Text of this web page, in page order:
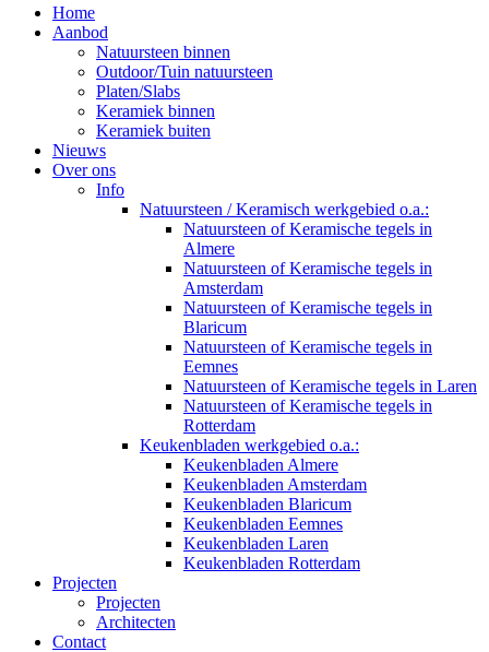
Home
Aanbod
Natuursteen binnen
Outdoor/Tuin natuursteen
Platen/Slabs
Keramiek binnen
Keramiek buiten
Nieuws
Over ons
Info
Natuursteen / Keramisch werkgebied o.a.:
Natuursteen of Keramische tegels in
Almere
Natuursteen of Keramische tegels in
Amsterdam
Natuursteen of Keramische tegels in
Blaricum
Natuursteen of Keramische tegels in
Eemnes
Natuursteen of Keramische tegels in Laren
Natuursteen of Keramische tegels in
Rotterdam
Keukenbladen werkgebied o.a.:
Keukenbladen Almere
Keukenbladen Amsterdam
Keukenbladen Blaricum
Keukenbladen Eemnes
Keukenbladen Laren
Keukenbladen Rotterdam
Projecten
Projecten
Architecten
Contact